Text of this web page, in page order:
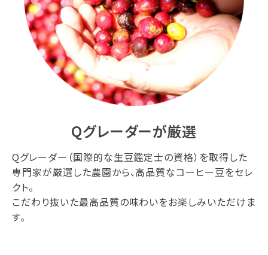
Qグレーダーが厳選
Qグレーダー（国際的な生豆鑑定士の資格）を取得した
専門家が厳選した農園から、高品質なコーヒー豆をセレ
クト。
こだわり抜いた最高品質の味わいをお楽しみいただけま
す。